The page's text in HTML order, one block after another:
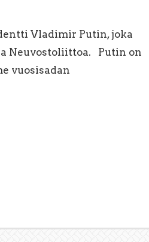
Vladimir Putin, joka
Neuvostoliittoa. Putin on
vuosisadan